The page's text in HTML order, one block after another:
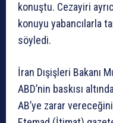
konuştu. Cezayiri
konuyu yabancılarla
söyledi.
İran Dışişleri Bakanı
ABD’nin baskısı
AB’ye zarar